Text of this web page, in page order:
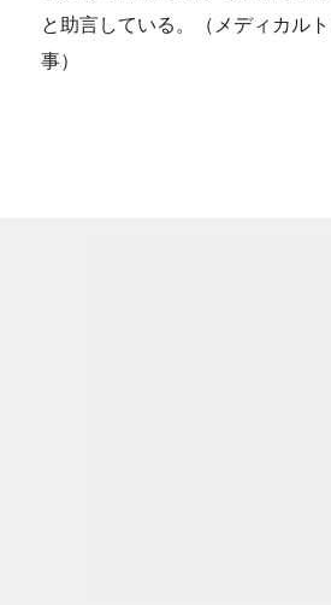
と助言している。（メディカル
事）